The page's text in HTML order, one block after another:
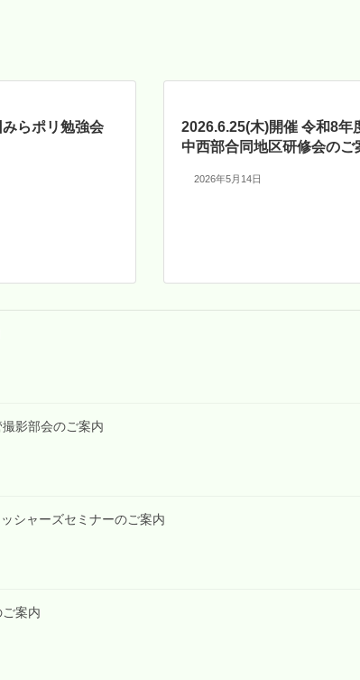
らポリ勉強会
2026.6.25(木)開催 令和8年
中西部合同地区研修会のご
2026年5月14日
影部会のご案内
シャーズセミナーのご案内
案内